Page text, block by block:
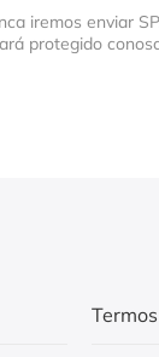
iremos enviar
protegido